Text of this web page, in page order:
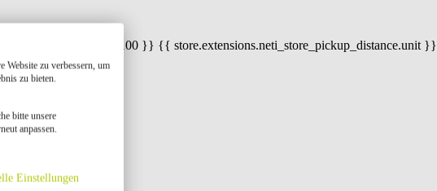
* 100) / 100 }} {{ store.extensions.neti_store_pickup_distance.unit }}
}}
Website zu verbessern, um
zu bieten.
bitte unsere
anpassen.
Einstellungen